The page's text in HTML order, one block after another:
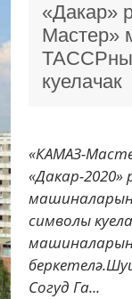
«Дакар»
Мастер»
куелачак
«КАМАЗ-
«Дакар-
символы
Согуд Га...